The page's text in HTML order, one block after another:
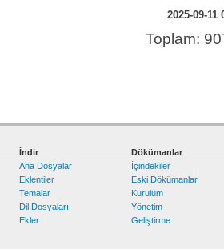
2025-09-11
Toplam:
İndir
Ana Dosyalar
Eklentiler
Temalar
Dil Dosyaları
Ekler
Dökümanlar
İçindekiler
Eski Dökümanlar
Kurulum
Yönetim
Geliştirme